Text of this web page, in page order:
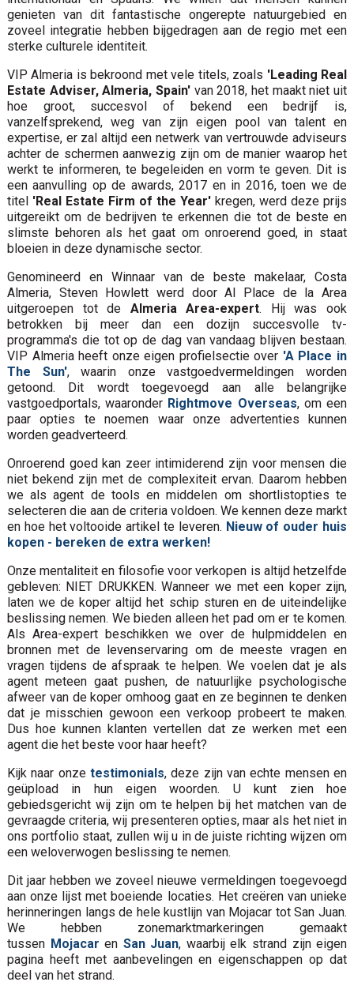
genieten van dit fantastische ongerepte natuurgebied en
zoveel integratie hebben bijgedragen aan de regio met een
sterke culturele identiteit.
VIP Almeria is bekroond met vele titels, zoals 'Leading Real
Estate Adviser, Almeria, Spain'van 2018, het maakt niet uit
hoe groot, succesvol of bekend een bedrijf is,
vanzelfsprekend, weg van zijn eigen pool van talent en
expertise, er zal altijd een netwerk van vertrouwde adviseurs
achter de schermen aanwezig zijn om de manier waarop het
werkt te informeren, te begeleiden en vorm te geven. Dit is
een aanvulling op de awards, 2017 en in 2016, toen we de
titel 'Real Estate Firm of the Year' kregen, werd deze prijs
uitgereikt om de bedrijven te erkennen die tot de beste en
slimste behoren als het gaat om onroerend goed, in staat
bloeien in deze dynamische sector.
Genomineerd en Winnaar van de beste makelaar, Costa
Almeria, Steven Howlett werd door Al Place de la Area
uitgeroepen tot de Almeria Area-expert. Hij was ook
betrokken bij meer dan een dozijn succesvolle tv-
programma's die tot op de dag van vandaag blijven bestaan.
VIP Almeria heeft onze eigen profielsectie over 'A Place in
The Sun', waarin onze vastgoedvermeldingen worden
getoond. Dit wordt toegevoegd aan alle belangrijke
vastgoedportals, waaronder Rightmove Overseas, om een
paar opties te noemen waar onze advertenties kunnen
worden geadverteerd.
Onroerend goed kan zeer intimiderend zijn voor mensen die
niet bekend zijn met de complexiteit ervan. Daarom hebben
we als agent de tools en middelen om shortlistopties te
selecteren die aan de criteria voldoen. We kennen deze markt
en hoe het voltooide artikel te leveren. Nieuw of ouder huis
kopen - bereken de extra werken!
Onze mentaliteit en filosofie voor verkopen is altijd hetzelfde
gebleven: NIET DRUKKEN. Wanneer we met een koper zijn,
laten we de koper altijd het schip sturen en de uiteindelijke
beslissing nemen. We bieden alleen het pad om er te komen.
Als Area-expert beschikken we over de hulpmiddelen en
bronnen met de levenservaring om de meeste vragen en
vragen tijdens de afspraak te helpen. We voelen dat je als
agent meteen gaat pushen, de natuurlijke psychologische
afweer van de koper omhoog gaat en ze beginnen te denken
dat je misschien gewoon een verkoop probeert te maken.
Dus hoe kunnen klanten vertellen dat ze werken met een
agent die het beste voor haar heeft?
Kijk naar onze testimonials, deze zijn van echte mensen en
geüpload in hun eigen woorden. U kunt zien hoe
gebiedsgericht wij zijn om te helpen bij het matchen van de
gevraagde criteria, wij presenteren opties, maar als het niet in
ons portfolio staat, zullen wij u in de juiste richting wijzen om
een weloverwogen beslissing te nemen.
Dit jaar hebben we zoveel nieuwe vermeldingen toegevoegd
aan onze lijst met boeiende locaties. Het creëren van unieke
herinneringen langs de hele kustlijn van Mojacar tot San Juan.
We hebben zonemarktmarkeringen gemaakt
tussen Mojacar en San Juan, waarbij elk strand zijn eigen
pagina heeft met aanbevelingen en eigenschappen op dat
deel van het strand.